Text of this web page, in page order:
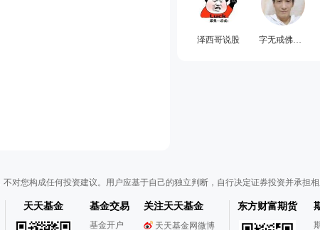
泽西哥说股 字无戒佛号长在
对您构成任何投资建议。用户应基于自己的独立判断，自行决定证券投资并承担相
天天基金 基金交易
基金开户
关注天天基金
天天基金网微博
东方财富期货